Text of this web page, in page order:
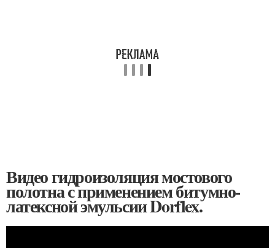
Видео гидроизоляция мостового
полотна с применением битумно-
латексной эмульсии Dorflex.